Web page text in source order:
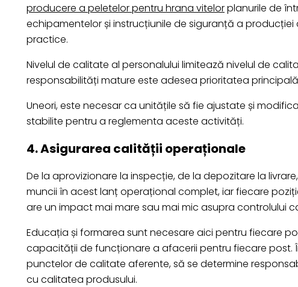
producere a peletelor pentru hrana vitelorplanurile de
echipamentelor și instrucțiunile de siguranță a
practice.
Nivelul de calitate al personalului limitează nivelul de
responsabilități mature este adesea prioritatea
Uneori, este necesar ca unitățile să fie ajustate și
stabilite pentru a reglementa aceste activități.
4. Asigurarea calității operaționale
De la aprovizionare la inspecție, de la depozitare la
muncii în acest lanț operațional complet, iar fiecare
are un impact mai mare sau mai mic asupra controlului
Educația și formarea sunt necesare aici pentru fiecare
capacității de funcționare a afacerii pentru fiecare post.
punctelor de calitate aferente, să se determine
cu calitatea produsului.